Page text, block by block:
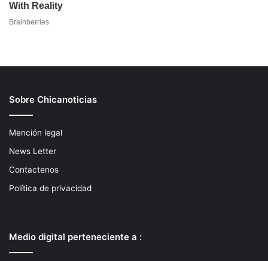
Sobre Chicanoticias
Mención legal
News Letter
Contactenos
Política de privacidad
Medio digital perteneciente a :